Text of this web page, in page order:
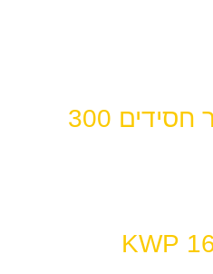
משק אייזנבנד כפר חסידים 300